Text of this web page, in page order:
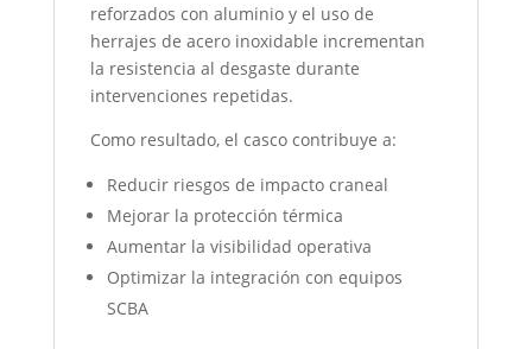
reforzados con aluminio y el uso de
herrajes de acero inoxidable incrementan
la resistencia al desgaste durante
intervenciones repetidas.
Como resultado, el casco contribuye a:
Reducir riesgos de impacto craneal
Mejorar la protección térmica
Aumentar la visibilidad operativa
Optimizar la integración con equipos
SCBA